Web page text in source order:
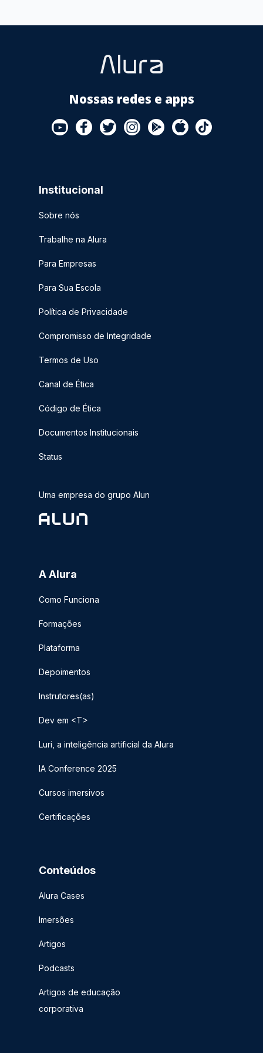
Nossas redes e apps
Institucional
Sobre nós
Trabalhe na Alura
Para Empresas
Para Sua Escola
Política de Privacidade
Compromisso de Integridade
Termos de Uso
Canal de Ética
Código de Ética
Documentos Institucionais
Status
Uma empresa do grupo Alun
A Alura
Como Funciona
Formações
Plataforma
Depoimentos
Instrutores(as)
Dev em <T>
Luri, a inteligência artificial da Alura
IA Conference 2025
Cursos imersivos
Certificações
Conteúdos
Alura Cases
Imersões
Artigos
Podcasts
Artigos de educação
corporativa